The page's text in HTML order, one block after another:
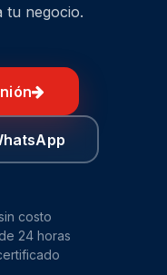
tu negocio.
costo
24 horas